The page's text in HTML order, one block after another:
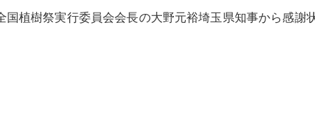
国植樹祭実行委員会会長の大野元裕埼玉県知事から感謝